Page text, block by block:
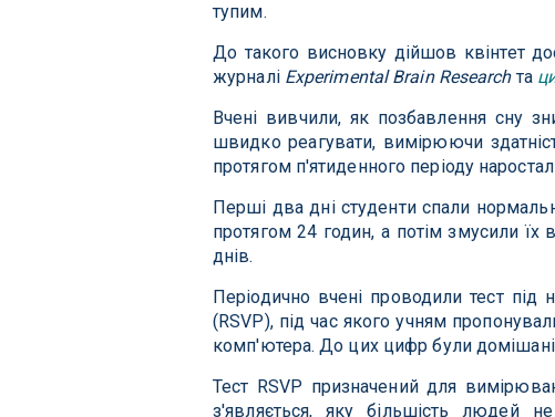
тупим.
До такого висновку дійшов квінтет
журналі Experimental Brain Researchта
Вчені вивчили, як позбавлення сну
швидко реагувати, вимірюючи
протягом п'ятиденного періоду
Перші два дні студенти спали
протягом 24 годин, а потім змусили їх
днів.
Періодично вчені проводили тест під
(RSVP), під час якого учням
комп'ютера. До цих цифр були домішані
Тест RSVP призначений для
з'являється, яку більшість людей